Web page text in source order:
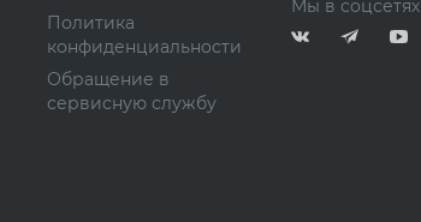
Политика
конфиденциальности
Обращение в
сервисную службу
Мы в соцсетях